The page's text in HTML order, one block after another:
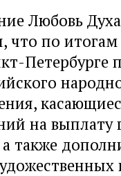
Любовь
что по
Петербурге
на выплату
а также